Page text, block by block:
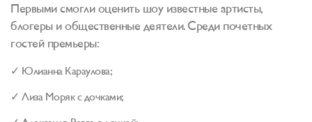
Первыми смогли оценить шоу известные артисты,
блогеры и общественные деятели. Среди почетных
гостей премьеры:
✓ Юлианна Караулова;
✓ Лиза Моряк с дочками;